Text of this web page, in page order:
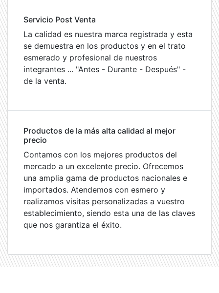
Servicio Post Venta
La calidad es nuestra marca registrada y esta
se demuestra en los productos y en el trato
esmerado y profesional de nuestros
integrantes ... "Antes - Durante - Después" -
de la venta.
Productos de la más alta calidad al mejor
precio
Contamos con los mejores productos del
mercado a un excelente precio. Ofrecemos
una amplia gama de productos nacionales e
importados. Atendemos con esmero y
realizamos visitas personalizadas a vuestro
establecimiento, siendo esta una de las claves
que nos garantiza el éxito.